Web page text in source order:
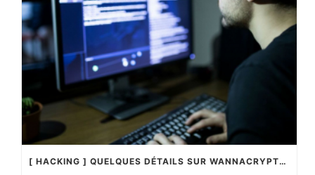
[ HACKING ] QUELQUES DÉTAILS SUR WANNACRYPTOR !…